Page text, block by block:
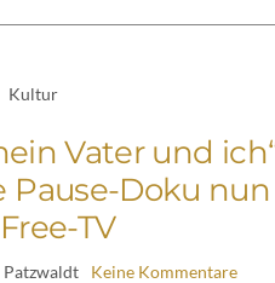
Kultur
Vater und
Pause-Doku
TV
Keine Kommentare